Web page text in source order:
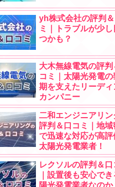
yh株式会社の評判
ミ｜トラブルが少し
つかも？
大木無線電気の評判
コミ｜太陽光発電の
期を支えたリーディ
カンパニー
二和エンジニアリン
評判＆口コミ｜地域
で迅速な対応が高評
太陽光発電業者！
レクソルの評判＆口
｜設置後も安心で